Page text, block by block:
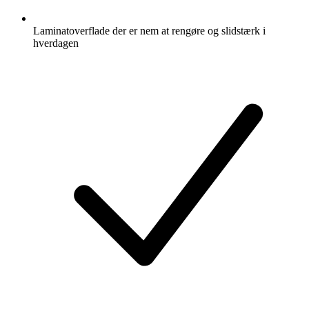
Laminatoverflade der er nem at rengøre og slidstærk i
hverdagen